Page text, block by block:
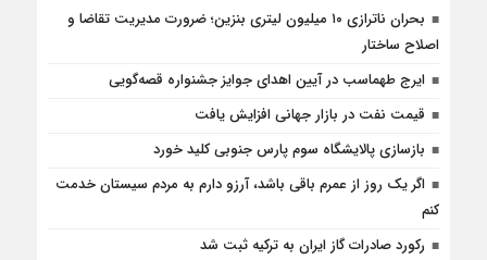
بحران ناترازی ۱۰ میلیون لیتری بنزین؛ ضرورت مدیریت تقاضا و
اصلاح ساختار
ایرج طهماسب در آیین اهدای جوایز جشنواره قصه‌گویی
قیمت نفت در بازار جهانی افزایش یافت
بازسازی پالایشگاه سوم پارس جنوبی کلید خورد
اگر یک روز از عمرم باقی باشد، آرزو دارم به مردم سیستان خدمت
کنم
رکورد صادرات گاز ایران به ترکیه ثبت شد